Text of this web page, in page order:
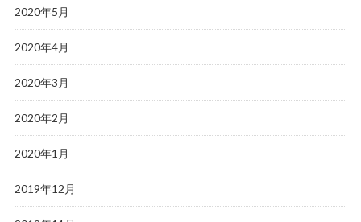
2020年5月
2020年4月
2020年3月
2020年2月
2020年1月
2019年12月